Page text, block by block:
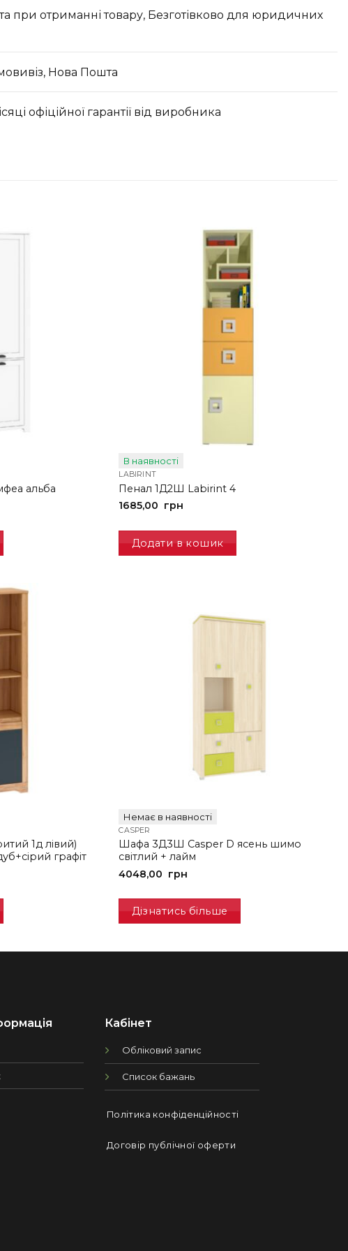
при отриманні товару, Безготівково для юридичних
Нова Пошта
офіційної гарантії від виробника
альба
В наявності
LABIRINT
Пенал 1Д2Ш Labirint 4
1685,00 грн
Додати в кошик
1д лівий)
графіт
Немає в наявності
CASPER
Шафа 3Д3Ш Casper D ясень шимо
світлий + лайм
4048,00 грн
Дізнатись більше
Кабінет
Обліковий запис
Список бажань
Політика конфіденційності
Договір публічної оферти